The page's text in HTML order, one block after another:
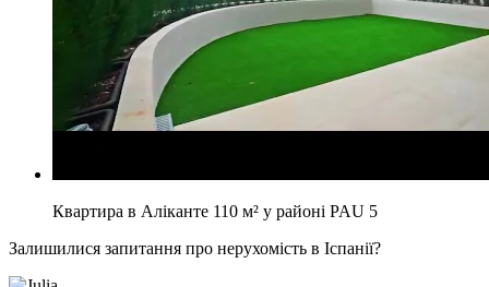
Квартира в Аліканте 110 м² у районі PAU 5
Залишилися запитання про нерухомість в Іспанії?